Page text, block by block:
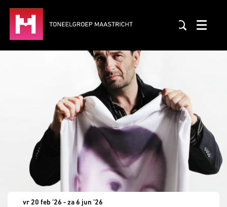
Menu
vr 20 feb ’26 - za 6 jun ’26